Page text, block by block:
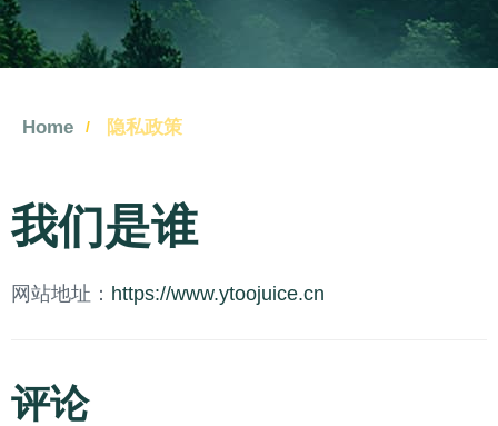
Home 隐私政策
我们是谁
网站地址： https://www.ytoojuice.cn
评论